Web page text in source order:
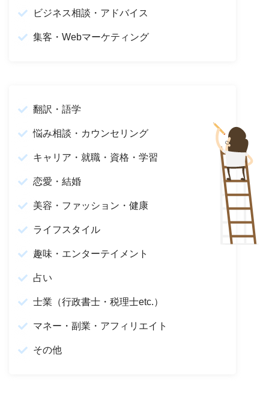
ビジネス相談・アドバイス
集客・Webマーケティング
翻訳・語学
悩み相談・カウンセリング
キャリア・就職・資格・学習
恋愛・結婚
美容・ファッション・健康
ライフスタイル
趣味・エンターテイメント
占い
士業（行政書士・税理士etc.）
マネー・副業・アフィリエイト
その他